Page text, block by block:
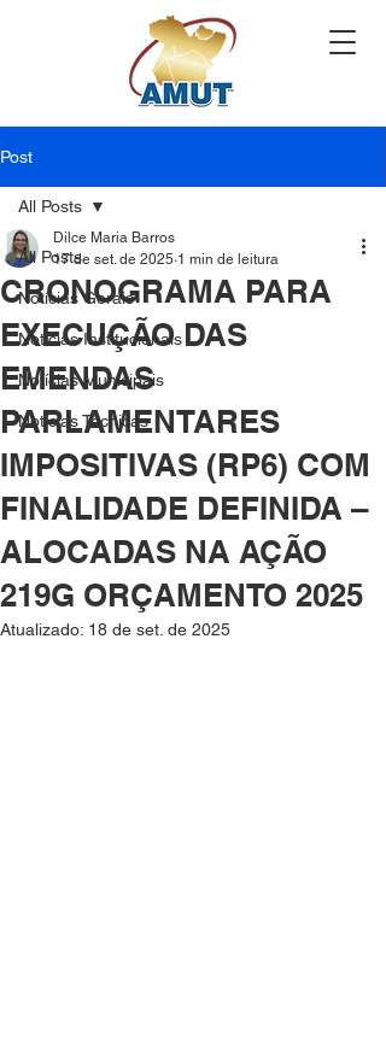
Post
All Posts
Notícias Gerais
Notícias Institucionais
Notícias Municipais
Notícias Técnicas
All Posts
CRONOGRAMA PARA
EXECUÇÃO DAS
EMENDAS
PARLAMENTARES
IMPOSITIVAS (RP6) COM
FINALIDADE DEFINIDA –
ALOCADAS NA AÇÃO
219G ORÇAMENTO 2025
Dilce Maria Barros
17 de set. de 2025 1 min de leitura
Atualizado: 18 de set. de 2025